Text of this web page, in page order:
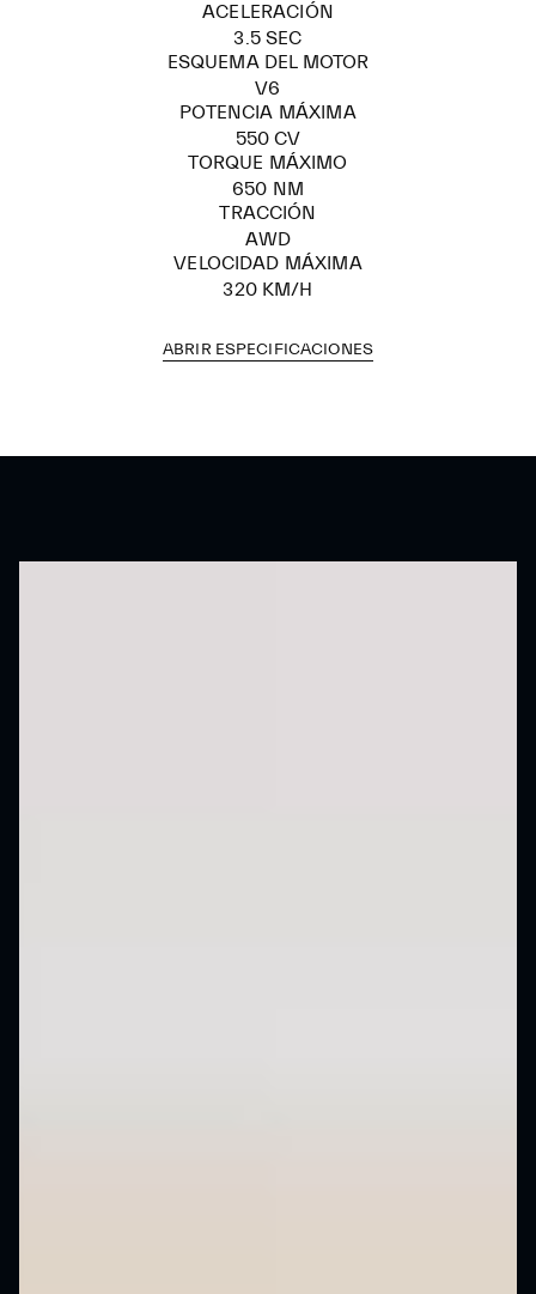
ACELERACIÓN
3.5 SEC
ESQUEMA DEL MOTOR
V6
POTENCIA MÁXIMA
550 CV
TORQUE MÁXIMO
650 NM
TRACCIÓN
AWD
VELOCIDAD MÁXIMA
320 KM/H
ABRIR ESPECIFICACIONES